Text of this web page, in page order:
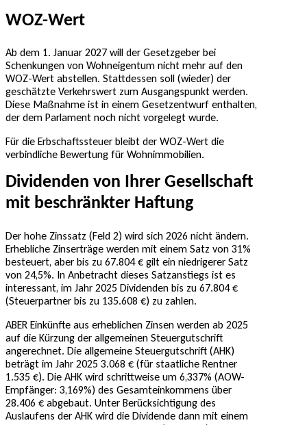
WOZ-Wert
Ab dem 1. Januar 2027 will der Gesetzgeber bei
Schenkungen von Wohneigentum nicht mehr auf den
WOZ-Wert abstellen. Stattdessen soll (wieder) der
geschätzte Verkehrswert zum Ausgangspunkt werden.
Diese Maßnahme ist in einem Gesetzentwurf enthalten,
der dem Parlament noch nicht vorgelegt wurde.
Für die Erbschaftssteuer bleibt der WOZ-Wert die
verbindliche Bewertung für Wohnimmobilien.
Dividenden von Ihrer Gesellschaft
mit beschränkter Haftung
Der hohe Zinssatz (Feld 2) wird sich 2026 nicht ändern.
Erhebliche Zinserträge werden mit einem Satz von 31%
besteuert, aber bis zu 67.804 € gilt ein niedrigerer Satz
von 24,5%. In Anbetracht dieses Satzanstiegs ist es
interessant, im Jahr 2025 Dividenden bis zu 67.804 €
(Steuerpartner bis zu 135.608 €) zu zahlen.
ABER Einkünfte aus erheblichen Zinsen werden ab 2025
auf die Kürzung der allgemeinen Steuergutschrift
angerechnet. Die allgemeine Steuergutschrift (AHK)
beträgt im Jahr 2025 3.068 € (für staatliche Rentner
1.535 €). Die AHK wird schrittweise um 6,337% (AOW-
Empfänger: 3,169%) des Gesamteinkommens über
28.406 € abgebaut. Unter Berücksichtigung des
Auslaufens der AHK wird die Dividende dann mit einem